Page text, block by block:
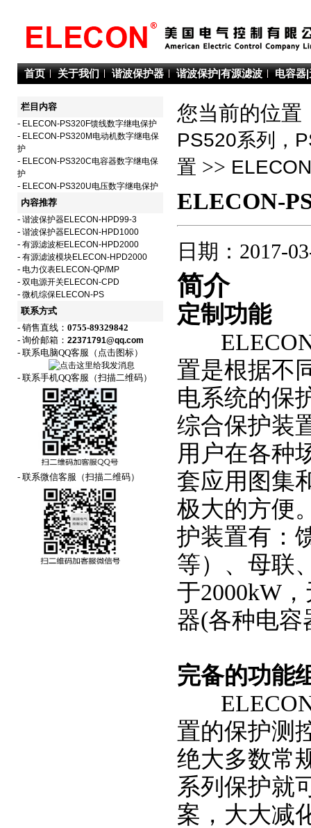
首页 关于我们 谐波保护器 谐波保护|有源滤波 电容器
栏目内容
- ELECON-PS320F馈线数字继电保护
- ELECON-PS320M电动机数字继电保
护
- ELECON-PS320C电容器数字继电保
护
- ELECON-PS320U电压数字继电保护
内容推荐
- 谐波保护器ELECON-HPD99-3
- 谐波保护器ELECON-HPD1000
- 有源滤波柜ELECON-HPD2000
- 有源滤波模块ELECON-HPD2000
- 电力仪表ELECON-QP/MP
- 双电源开关ELECON-CPD
- 微机综保ELECON-PS
联系方式
- 销售直线： 0755-89329842
- 询价邮箱： 22371791@qq.com
- 联系电脑QQ客服（点击图标）
- 联系手机QQ客服（扫描二维码）
- 联系微信客服（扫描二维码）
您当前的位
PS520系列，
置 >>
ELECON-
日期：2017-
简介
定制功能
ELECON-
置是根据不
电系统的保
综合保护装
用户在各种
套应用图集
极大的方便
护装置有：
等）、母联
于2000kW
器(各种电
完备的功能
ELECON-
置的保护测
绝大多数常
系列保护就
案，大大减